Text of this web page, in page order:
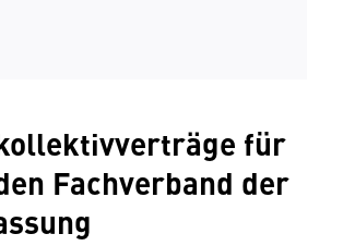
für
Fachverband der